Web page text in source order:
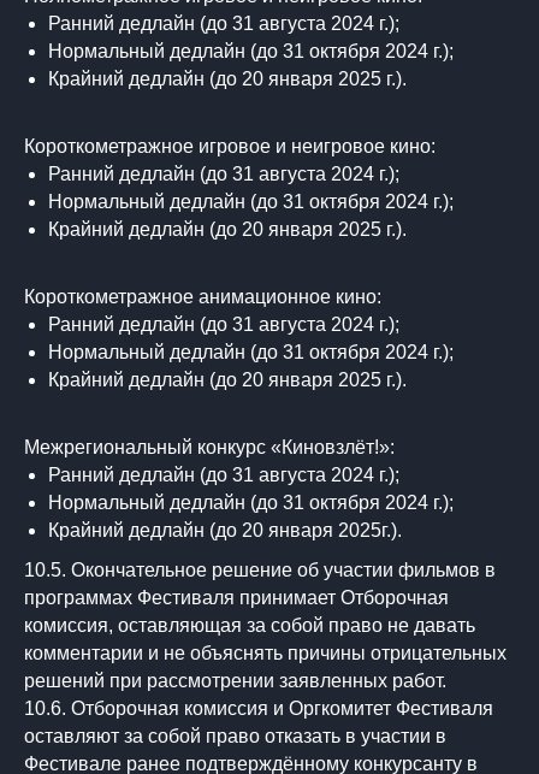
Ранний дедлайн (до 31 августа 2024 г.);
Нормальный дедлайн (до 31 октября 2024 г.);
Крайний дедлайн (до 20 января 2025 г.).
Короткометражное игровое и неигровое кино:
Ранний дедлайн (до 31 августа 2024 г.);
Нормальный дедлайн (до 31 октября 2024 г.);
Крайний дедлайн (до 20 января 2025 г.).
Короткометражное анимационное кино:
Ранний дедлайн (до 31 августа 2024 г.);
Нормальный дедлайн (до 31 октября 2024 г.);
Крайний дедлайн (до 20 января 2025 г.).
Межрегиональный конкурс «Киновзлёт!»:
Ранний дедлайн (до 31 августа 2024 г.);
Нормальный дедлайн (до 31 октября 2024 г.);
Крайний дедлайн (до 20 января 2025г.).
10.5. Окончательное решение об участии фильмов в
программах Фестиваля принимает Отборочная
комиссия, оставляющая за собой право не давать
комментарии и не объяснять причины отрицательных
решений при рассмотрении заявленных работ.
10.6. Отборочная комиссия и Оргкомитет Фестиваля
оставляют за собой право отказать в участии в
Фестивале ранее подтверждённому конкурсанту в